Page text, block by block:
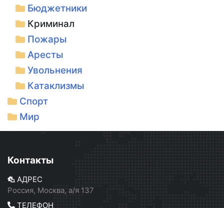
Бюджетники
Криминал
Пожары
Аресты
Увольнения
Катаклизмы
Спорт
Мир
Контакты
АДРЕС
Россия, Москва, а/я 137
ТЕЛЕФОН